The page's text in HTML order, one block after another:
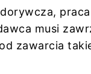
musi
zawarcia